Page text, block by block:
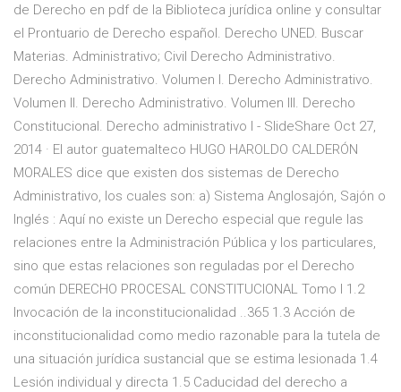
de Derecho en pdf de la Biblioteca jurídica online y consultar
el Prontuario de Derecho español. Derecho UNED. Buscar
Materias. Administrativo; Civil Derecho Administrativo.
Derecho Administrativo. Volumen I. Derecho Administrativo.
Volumen II. Derecho Administrativo. Volumen III. Derecho
Constitucional. Derecho administrativo I - SlideShare Oct 27,
2014 · El autor guatemalteco HUGO HAROLDO CALDERÓN
MORALES dice que existen dos sistemas de Derecho
Administrativo, los cuales son: a) Sistema Anglosajón, Sajón o
Inglés : Aquí no existe un Derecho especial que regule las
relaciones entre la Administración Pública y los particulares,
sino que estas relaciones son reguladas por el Derecho
común DERECHO PROCESAL CONSTITUCIONAL Tomo I 1.2
Invocación de la inconstitucionalidad ..365 1.3 Acción de
inconstitucionalidad como medio razonable para la tutela de
una situación jurídica sustancial que se estima lesionada 1.4
Lesión individual y directa 1.5 Caducidad del derecho a